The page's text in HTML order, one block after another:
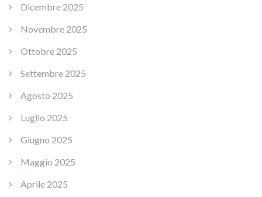
Dicembre 2025
Novembre 2025
Ottobre 2025
Settembre 2025
Agosto 2025
Luglio 2025
Giugno 2025
Maggio 2025
Aprile 2025